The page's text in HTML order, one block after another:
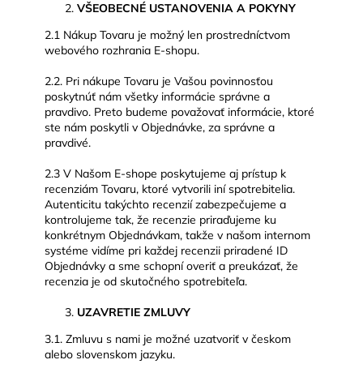
VŠEOBECNÉ USTANOVENIA A POKYNY
2.1 Nákup Tovaru je možný len prostredníctvom
webového rozhrania E-shopu.
2.2. Pri nákupe Tovaru je Vašou povinnosťou
poskytnúť nám všetky informácie správne a
pravdivo. Preto budeme považovať informácie, ktoré
ste nám poskytli v Objednávke, za správne a
pravdivé.
2.3 V Našom E-shope poskytujeme aj prístup k
recenziám Tovaru, ktoré vytvorili iní spotrebitelia.
Autenticitu takýchto recenzií zabezpečujeme a
kontrolujeme tak, že recenzie priraďujeme ku
konkrétnym Objednávkam, takže v našom internom
systéme vidíme pri každej recenzii priradené ID
Objednávky a sme schopní overiť a preukázať, že
recenzia je od skutočného spotrebiteľa.
UZAVRETIE ZMLUVY
3.1. Zmluvu s nami je možné uzatvoriť v českom
alebo slovenskom jazyku.